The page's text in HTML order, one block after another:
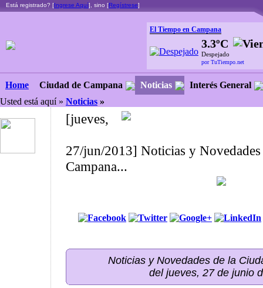
Está registrado? [Ingrese Aquí], sino [Regístrese]
El Tiempo en Campana
3.3ºC
Despejado
por TuTiempo.net
Home Ciudad de Campana Noticias
Interés General
Usted está aquí » Noticias »
[jueves,
27/jun/2013] Noticias y
Campana...
Noticias y Novedades de la
del jueves, 27 de junio